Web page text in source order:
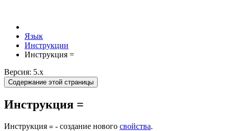
Язык
Инструкции
Инструкция =
Версия: 5.x
Содержание этой страницы
Инструкция =
Инструкция = - создание нового свойства.